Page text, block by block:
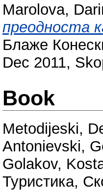
Marolova,
преодноста
Блаже
Dec 2011,
Book
Metodijeski,
Antonievski,
Golakov,
Туристика,